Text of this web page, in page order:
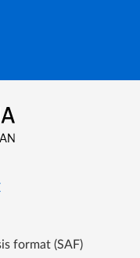
format (SAF)